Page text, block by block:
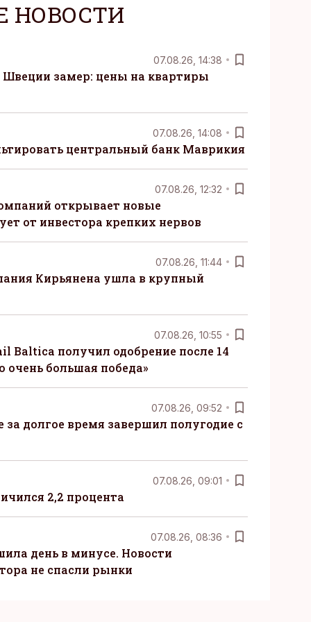
НОВОСТИ
07.08.26, 14:38
замер: цены на квартиры
07.08.26, 14:08
центральный банк Маврикия
07.08.26, 12:32
открывает новые
от инвестора крепких нервов
07.08.26, 11:44
Кирьянена ушла в крупный
07.08.26, 10:55
Baltica получил одобрение после 14
очень большая победа»
07.08.26, 09:52
долгое время завершил полугодие с
07.08.26, 09:01
2,2 процента
07.08.26, 08:36
день в минусе. Новости
не спасли рынки